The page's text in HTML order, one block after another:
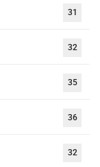
31
32
35
36
32